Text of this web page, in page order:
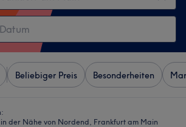
Beliebiger Preis Besonderheiten
der Nähe von Nordend, Frankfurt am Main